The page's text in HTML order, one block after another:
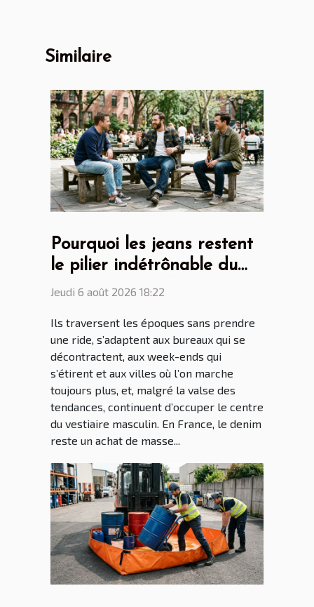
Similaire
Pourquoi les jeans restent
le pilier indétrônable du
dressing masculin
Jeudi 6 août 2026 18:22
Ils traversent les époques sans prendre
une ride, s’adaptent aux bureaux qui se
décontractent, aux week-ends qui
s’étirent et aux villes où l’on marche
toujours plus, et, malgré la valse des
tendances, continuent d’occuper le centre
du vestiaire masculin. En France, le denim
reste un achat de masse...